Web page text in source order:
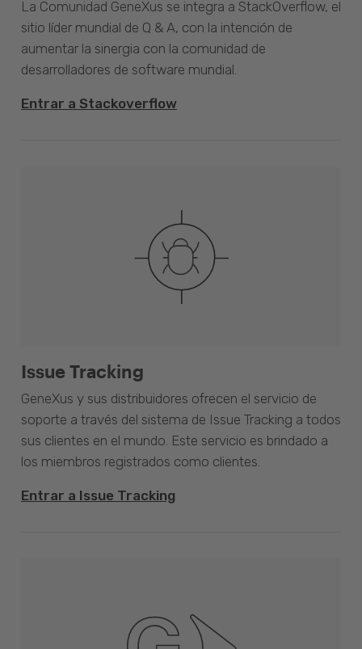
La Comunidad GeneXus se integra a StackOverflow, el
sitio líder mundial de Q & A, con la intención de
aumentar la sinergia con la comunidad de
desarrolladores de software mundial.
Entrar a Stackoverflow
Issue Tracking
GeneXus y sus distribuidores ofrecen el servicio de
soporte a través del sistema de Issue Tracking a todos
sus clientes en el mundo. Este servicio es brindado a
los miembros registrados como clientes.
Entrar a Issue Tracking